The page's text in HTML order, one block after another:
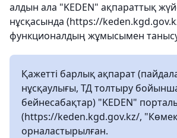
алдын ала "KEDEN" ақпараттық
нұсқасында (https://keden.kgd.gov.kz/
функционалдың жұмысымен
Қажетті барлық ақпарат
нұсқаулығы, ТД толтыру
бейнесабақтар) "KEDEN"
(https://keden.kgd.gov.kz/,
орналастырылған.